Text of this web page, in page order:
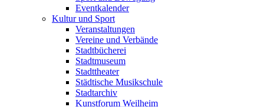
Eventkalender
Kultur und Sport
Veranstaltungen
Vereine und Verbände
Stadtbücherei
Stadtmuseum
Stadttheater
Städtische Musikschule
Stadtarchiv
Kunstforum Weilheim